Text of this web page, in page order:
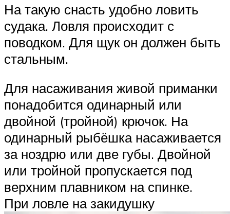
На такую снасть удобно ловить
судака. Ловля происходит с
поводком. Для щук он должен быть
стальным.
Для насаживания живой приманки
понадобится одинарный или
двойной (тройной) крючок. На
одинарный рыбёшка насаживается
за ноздрю или две губы. Двойной
или тройной пропускается под
верхним плавником на спинке.
При ловле на закидушку